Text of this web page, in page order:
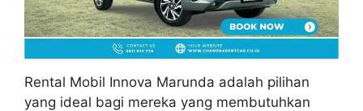
Rental Mobil Innova Marunda adalah pilihan
yang ideal bagi mereka yang membutuhkan